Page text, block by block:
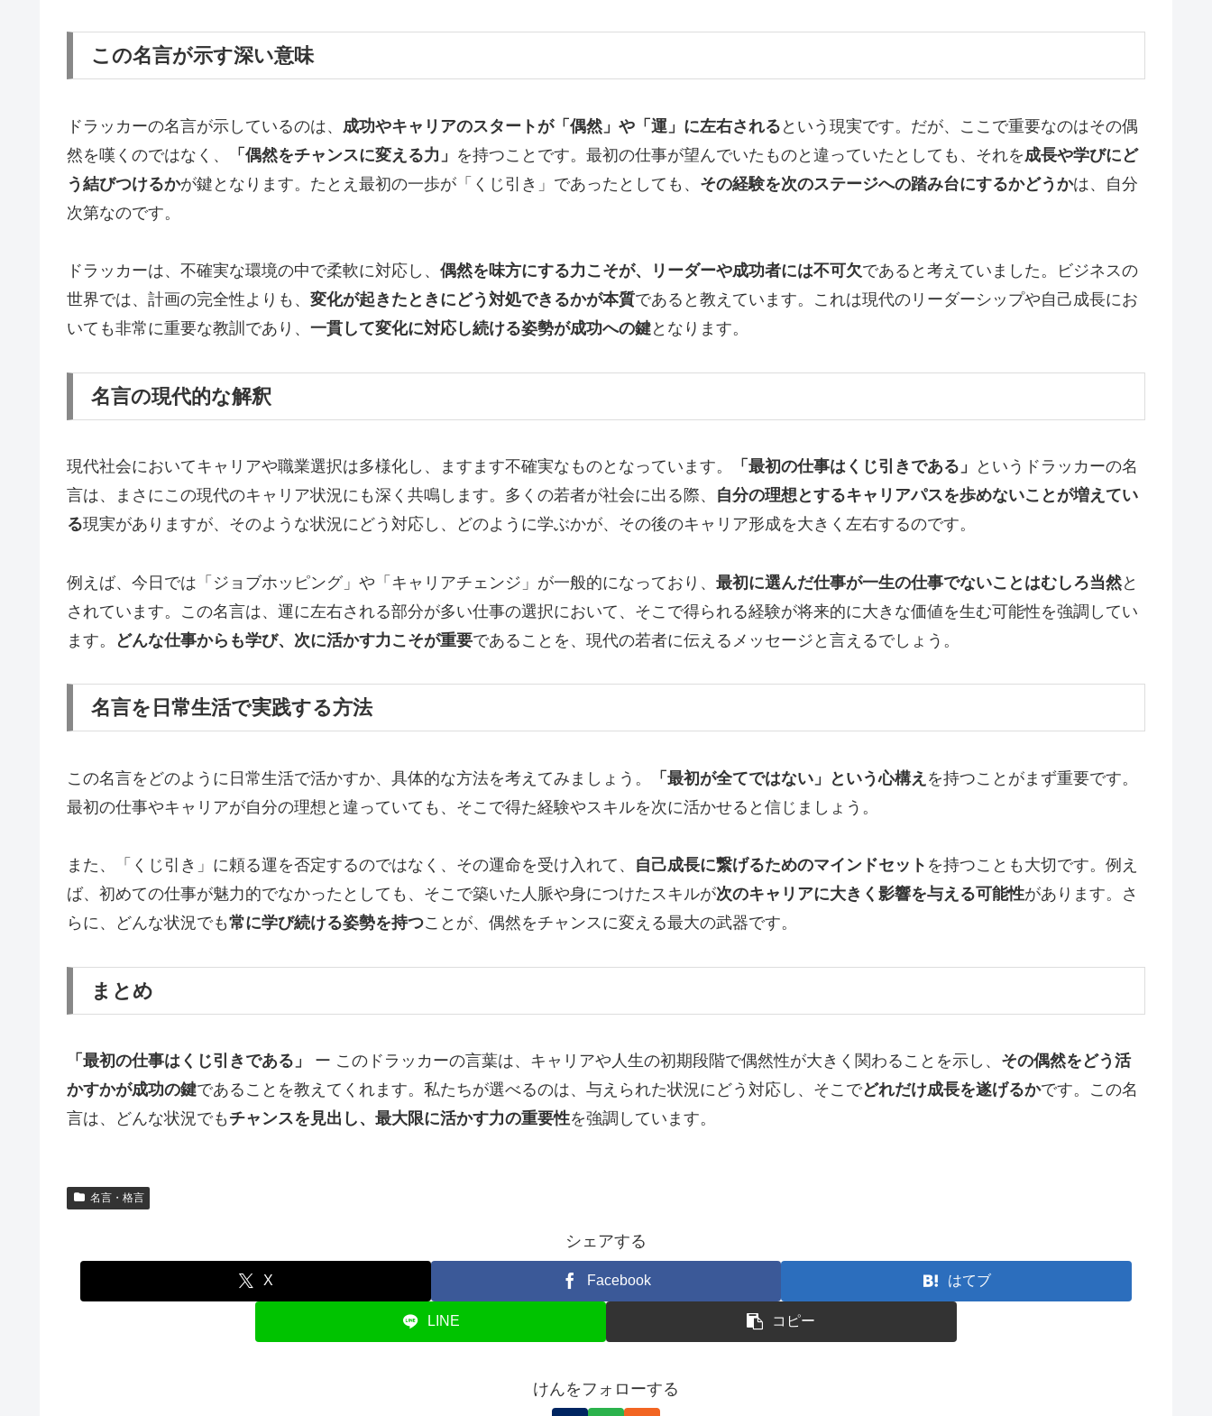
この名言が示す深い意味
ドラッカーの名言が示しているのは、 成功やキャリアのスタートが「偶然」や「運」に左右される という現実です。だが、ここで重要なのはその偶
然を嘆くのではなく、
「偶然をチャンスに変える力」 を持つことです。最初の仕事が望んでいたものと違っていたとしても、それを成長や学びにど
う結びつけるかが鍵となります。たとえ最初の一歩が「くじ引き」であったとしても、 その経験を次のステージへの踏み台にするかどうかは、自分
次第なのです。
ドラッカーは、不確実な環境の中で柔軟に対応し、 偶然を味方にする力こそが、リーダーや成功者には不可欠であると考えていました。ビジネスの
世界では、計画の完全性よりも、 変化が起きたときにどう対処できるかが本質であると教えています。これは現代のリーダーシップや自己成長にお
いても非常に重要な教訓であり、 一貫して変化に対応し続ける姿勢が成功への鍵となります。
名言の現代的な解釈
現代社会においてキャリアや職業選択は多様化し、ますます不確実なものとなっています。 「最初の仕事はくじ引きである」
というドラッカーの名
言は、まさにこの現代のキャリア状況にも深く共鳴します。多くの若者が社会に出る際、 自分の理想とするキャリアパスを歩めないことが増えてい
る現実がありますが、そのような状況にどう対応し、どのように学ぶかが、その後のキャリア形成を大きく左右するのです。
例えば、今日では「ジョブホッピング」や「キャリアチェンジ」が一般的になっており、 最初に選んだ仕事が一生の仕事でないことはむしろ当然と
されています。この名言は、運に左右される部分が多い仕事の選択において、そこで得られる経験が将来的に大きな価値を生む可能性を強調してい
ます。
どんな仕事からも学び、次に活かす力こそが重要であることを、現代の若者に伝えるメッセージと言えるでしょう。
名言を日常生活で実践する方法
この名言をどのように日常生活で活かすか、具体的な方法を考えてみましょう。 「最初が全てではない」という心構え を持つことがまず重要です。
最初の仕事やキャリアが自分の理想と違っていても、そこで得た経験やスキルを次に活かせると信じましょう。
また、「くじ引き」に頼る運を否定するのではなく、その運命を受け入れて、 自己成長に繋げるためのマインドセット を持つことも大切です。例え
ば、初めての仕事が魅力的でなかったとしても、そこで築いた人脈や身につけたスキルが次のキャリアに大きく影響を与える可能性があります。さ
らに、どんな状況でも常に学び続ける姿勢を持つことが、偶然をチャンスに変える最大の武器です。
まとめ
「最初の仕事はくじ引きである」 ー このドラッカーの言葉は、キャリアや人生の初期段階で偶然性が大きく関わることを示し、 その偶然をどう活
かすかが成功の鍵であることを教えてくれます。私たちが選べるのは、与えられた状況にどう対応し、そこでどれだけ成長を遂げるかです。この名
言は、どんな状況でも チャンスを見出し、最大限に活かす力の重要性を強調しています。
名言・格言
シェアする
X Facebook はてブ
LINE コピー
けんをフォローする